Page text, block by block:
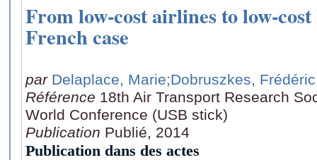
From low-cost airlines to low-
French case
par Delaplace, Marie;Dobruszkes, Frédéric
Référence 18th Air Transport Research
World Conference (USB stick)
Publication Publié, 2014
Publication dans des actes